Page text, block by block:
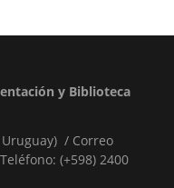
y Biblioteca
/ Correo
(+598) 2400